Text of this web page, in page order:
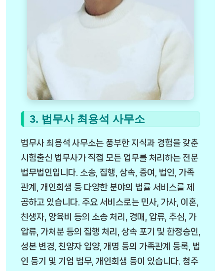
3. 법무사 최용석 사무소
법무사 최용석 사무소는 풍부한 지식과 경험을 갖춘
시험출신 법무사가 직접 모든 업무를 처리하는 전문
법무법인입니다. 소송, 집행, 상속, 증여, 법인, 가족
관계, 개인회생 등 다양한 분야의 법률 서비스를 제
공하고 있습니다. 주요 서비스로는 민사, 가사, 이혼,
친생자, 양육비 등의 소송 처리, 경매, 압류, 추심, 가
압류, 가처분 등의 집행 처리, 상속 포기 및 한정승인,
성본 변경, 친양자 입양, 개명 등의 가족관계 등록, 법
인 등기 및 기업 법무, 개인회생 등이 있습니다. 청주